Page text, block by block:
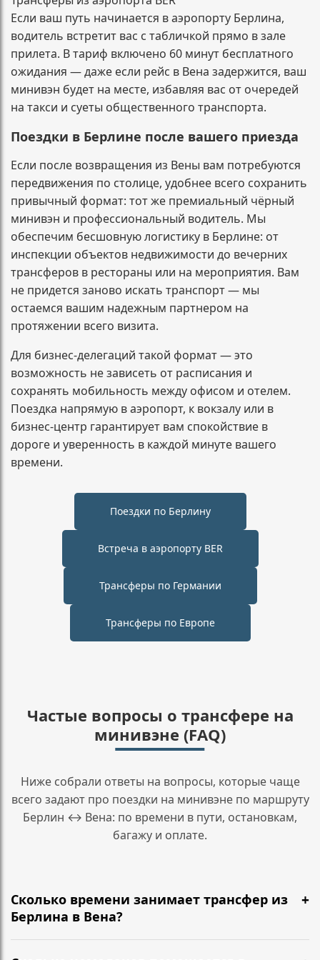
Если ваш путь начинается в аэропорту Берлина,
водитель встретит вас с табличкой прямо в зале
прилета. В тариф включено 60 минут бесплатного
ожидания — даже если рейс в Вена задержится, ваш
минивэн будет на месте, избавляя вас от очередей
на такси и суеты общественного транспорта.
Поездки в Берлине после вашего приезда
Если после возвращения из Вены вам потребуются
передвижения по столице, удобнее всего сохранить
привычный формат: тот же премиальный чёрный
минивэн и профессиональный водитель. Мы
обеспечим бесшовную логистику в Берлине: от
инспекции объектов недвижимости до вечерних
трансферов в рестораны или на мероприятия. Вам
не придется заново искать транспорт — мы
остаемся вашим надежным партнером на
протяжении всего визита.
Для бизнес-делегаций такой формат — это
возможность не зависеть от расписания и
сохранять мобильность между офисом и отелем.
Поездка напрямую в аэропорт, к вокзалу или в
бизнес-центр гарантирует вам спокойствие в
дороге и уверенность в каждой минуте вашего
времени.
Поездки по Берлину
Встреча в аэропорту BER
Трансферы по Германии
Трансферы по Европе
Частые вопросы о трансфере на
минивэне (FAQ)
Ниже собрали ответы на вопросы, которые чаще
всего задают про поездки на минивэне по маршруту
Берлин ↔ Вена: по времени в пути, остановкам,
багажу и оплате.
Сколько времени занимает трансфер из
Берлина в Вена?
Обычно 6 ч 45 мин. Едем по A13, A4 (A) и учитываем